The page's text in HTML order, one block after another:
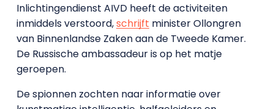
Inlichtingendienst AIVD heeft de activiteiten
inmiddels verstoord,schrijft minister Ollongren
van Binnenlandse Zaken aan de Tweede Kamer.
De Russische ambassadeur is op het matje
geroepen.
De spionnen zochten naar informatie over